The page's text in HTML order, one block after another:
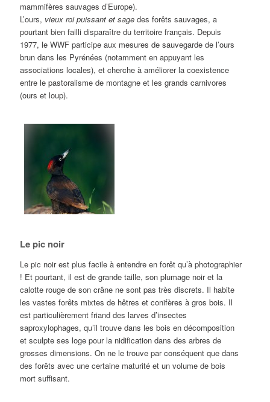
mammifères sauvages d’Europe).
L’ours, vieux roi puissant et sage des forêts sauvages, a
pourtant bien failli disparaître du territoire français. Depuis
1977, le WWF participe aux mesures de sauvegarde de l’ours
brun dans les Pyrénées (notamment en appuyant les
associations locales), et cherche à améliorer la coexistence
entre le pastoralisme de montagne et les grands carnivores
(ours et loup).
Le pic noir
Le pic noir est plus facile à entendre en forêt qu’à photographier
! Et pourtant, il est de grande taille, son plumage noir et la
calotte rouge de son crâne ne sont pas très discrets. Il habite
les vastes forêts mixtes de hêtres et conifères à gros bois. Il
est particulièrement friand des larves d’insectes
saproxylophages, qu’il trouve dans les bois en décomposition
et sculpte ses loge pour la nidification dans des arbres de
grosses dimensions. On ne le trouve par conséquent que dans
des forêts avec une certaine maturité et un volume de bois
mort suffisant.